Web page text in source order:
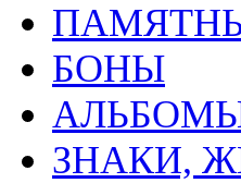
БОНЫ
ЗНАКИ,